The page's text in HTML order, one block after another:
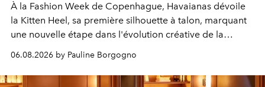
À la Fashion Week de Copenhague, Havaianas dévoile
la Kitten Heel, sa première silhouette à talon, marquant
une nouvelle étape dans l'évolution créative de la
06.08.2026 by Pauline Borgogno